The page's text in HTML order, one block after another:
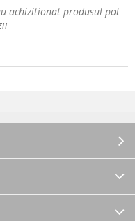
achizitionat produsul pot